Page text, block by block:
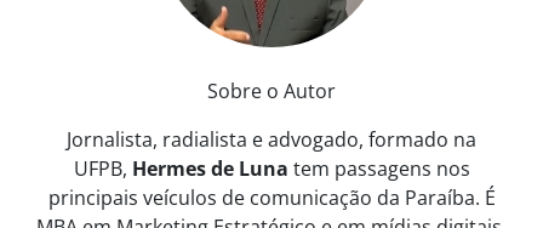
Sobre o Autor
Jornalista, radialista e advogado, formado na
UFPB, Hermes de Luna tem passagens nos
principais veículos de comunicação da Paraíba. É